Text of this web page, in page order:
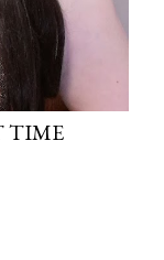
TIME